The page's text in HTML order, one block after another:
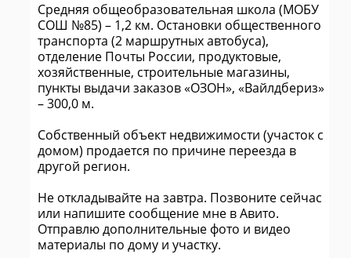
Средняя общеобразовательная школа (МОБУ
СОШ №85) – 1,2 км. Остановки общественного
транспорта (2 маршрутных автобуса),
отделение Почты России, продуктовые,
хозяйственные, строительные магазины,
пункты выдачи заказов «ОЗОН», «Вайлдбериз»
– 300,0 м.
Собственный объект недвижимости (участок с
домом) продается по причине переезда в
другой регион.
Не откладывайте на завтра. Позвоните сейчас
или напишите сообщение мне в Авито.
Отправлю дополнительные фото и видео
материалы по дому и участку.